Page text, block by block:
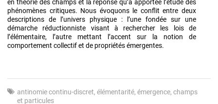
en théorie des champs et la réponse qu’a apportée l’étude des
phénomènes critiques. Nous évoquons le conflit entre deux
descriptions de l’univers physique : l’une fondée sur une
démarche réductionniste visant à rechercher les lois de
l’élémentaire, l’autre mettant l’accent sur la notion de
comportement collectif et de propriétés émergentes.
antinomie continu-discret élémentarité émergence champs
et particules